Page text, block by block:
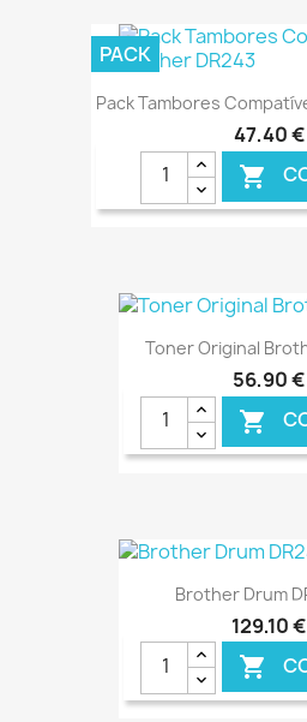
Pack Tambores
47,40 €

PACK
Toner Original
56,90 €

Brother Drum
129,10 €
